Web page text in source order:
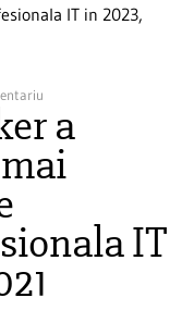
IT in 2023,
a
IT